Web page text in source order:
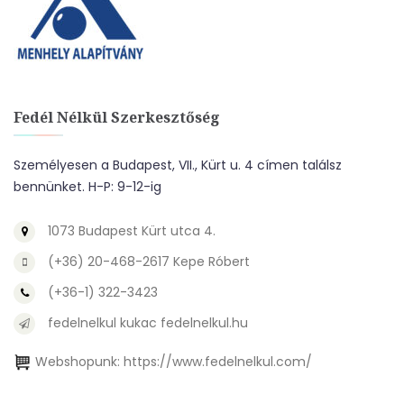
Fedél Nélkül Szerkesztőség
Személyesen a Budapest, VII., Kürt u. 4 címen találsz
bennünket. H-P: 9-12-ig
1073 Budapest Kürt utca 4.
(+36) 20-468-2617 Kepe Róbert
(+36-1) 322-3423
fedelnelkul kukac fedelnelkul.hu
Webshopunk: https://www.fedelnelkul.com/